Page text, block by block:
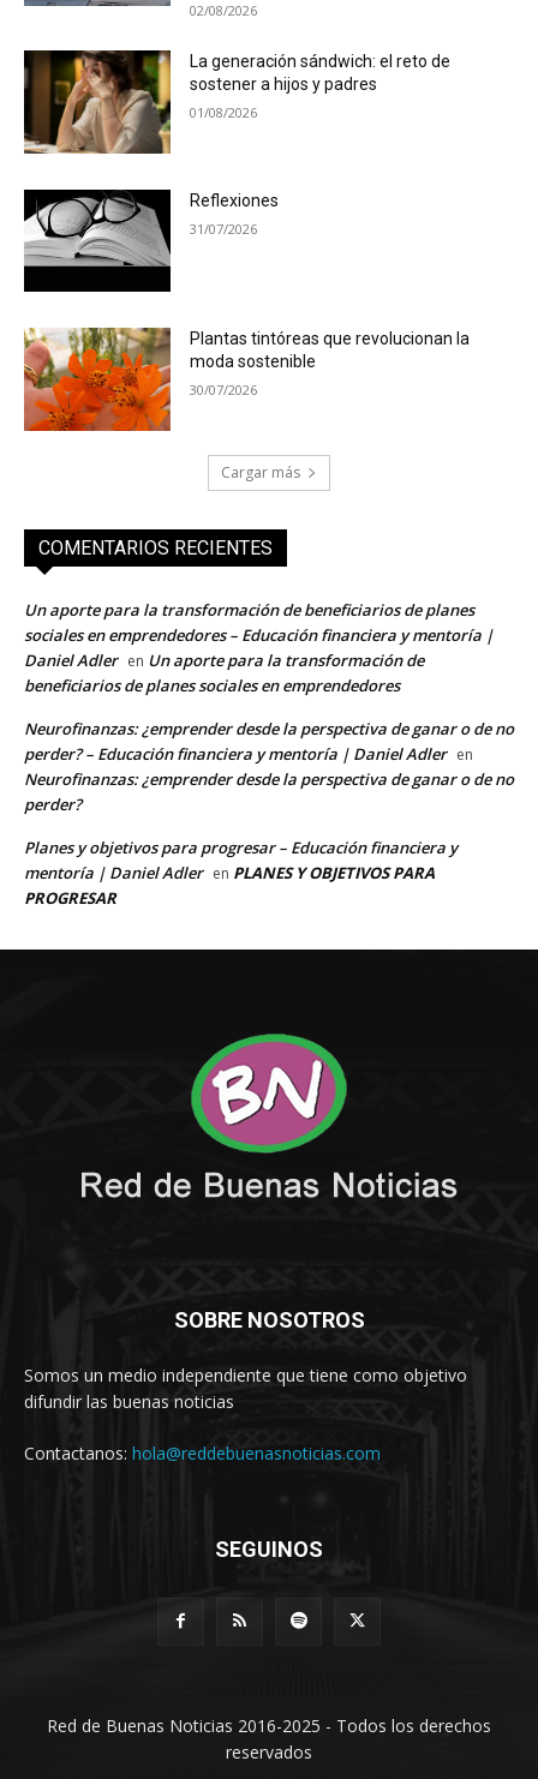
SOBRE NOSOTROS
Somos un medio independiente que tiene como objetivo
difundir las buenas noticias
Contactanos: hola@reddebuenasnoticias.com
SEGUINOS
Red de Buenas Noticias 2016-2025 - Todos los derechos
reservados